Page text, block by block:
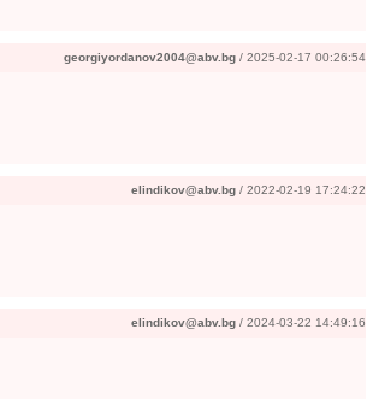
georgiyordanov2004@abv.bg / 2025-02-17 00:26:54
elindikov@abv.bg / 2022-02-19 17:24:22
elindikov@abv.bg / 2024-03-22 14:49:16